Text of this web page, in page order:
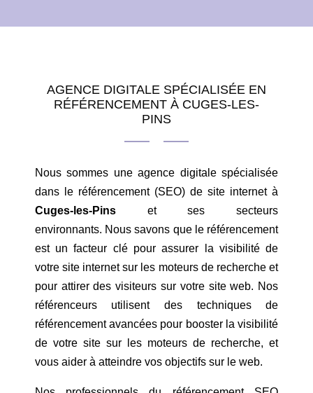
AGENCE DIGITALE SPÉCIALISÉE EN
RÉFÉRENCEMENT À CUGES-LES-
PINS
Nous sommes une agence digitale spécialisée
dans le référencement (SEO) de site internet à
Cuges-les-Pinset ses secteurs
environnants. Nous savons que le référencement
est un facteur clé pour assurer la visibilité de
votre site internet sur les moteurs de recherche et
pour attirer des visiteurs sur votre site web. Nos
référenceurs utilisent des techniques de
référencement avancées pour booster la visibilité
de votre site sur les moteurs de recherche, et
vous aider à atteindre vos objectifs sur le web.